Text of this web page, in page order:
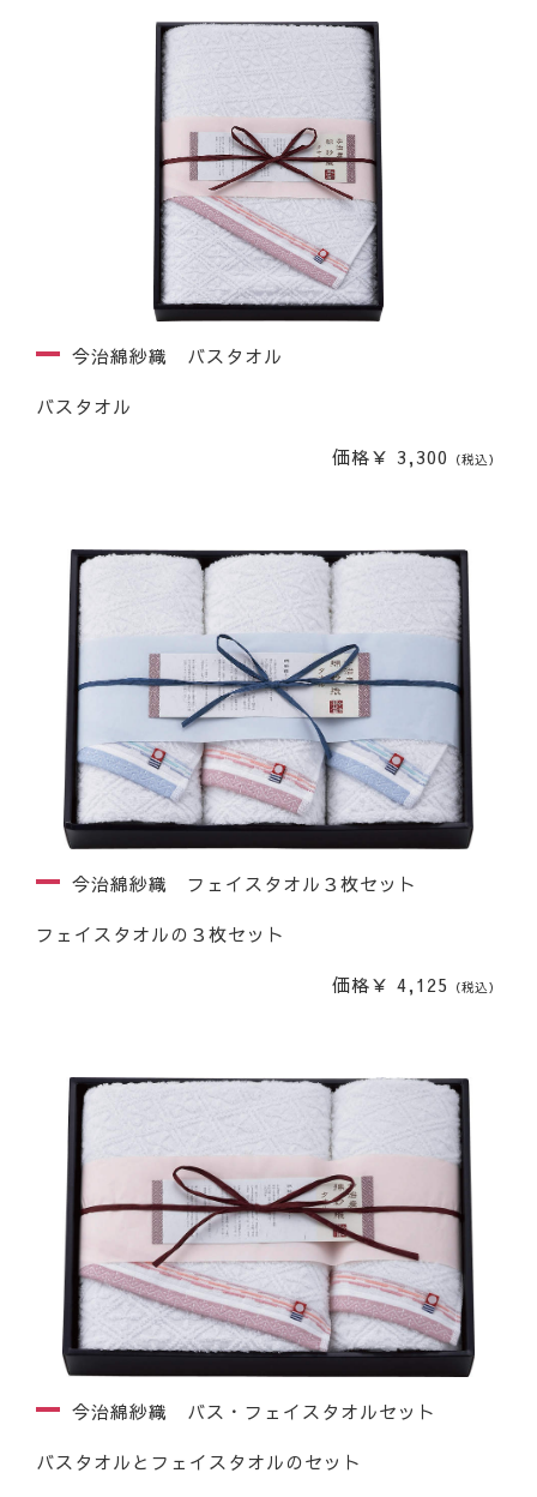
今治綿紗織 バスタオル
バスタオル
価格￥ 3,300 （税込）
今治綿紗織 フェイスタオル３枚セット
フェイスタオルの３枚セット
価格￥ 4,125 （税込）
今治綿紗織 バス・フェイスタオルセット
バスタオルとフェイスタオルのセット